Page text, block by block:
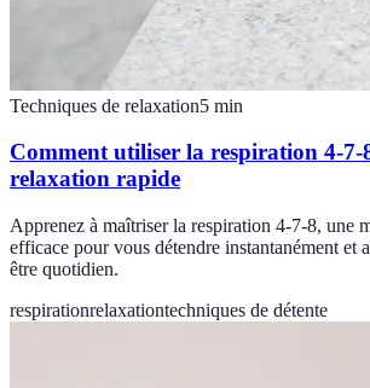
Techniques de relaxation5 min
Comment utiliser la respiration 4-7-
relaxation rapide
Apprenez à maîtriser la respiration 4-7-8, une
efficace pour vous détendre instantanément et
être quotidien.
respirationrelaxationtechniques de détente